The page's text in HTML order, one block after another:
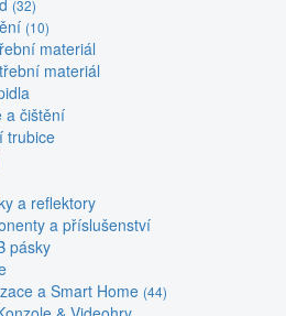
(32)
(10)
materiál
materiál
a čištění
trubice
a reflektory
a příslušenství
pásky
a Smart Home (44)